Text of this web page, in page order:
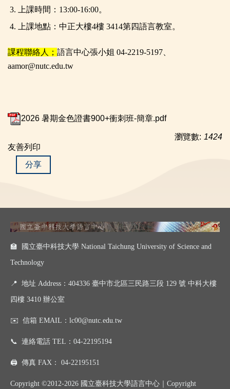
3.
上課時間：13:00-16:00。
4.
上課地點：中正大樓4樓 3414第四語言教室。
課程聯絡人； 語言中心張小姐 04-2219-5197、
aamor@nutc.edu.tw
2026 暑期金色證書900+衝刺班-簡章.pdf
瀏覽數: 1424
友善列印
分享
🏫 國立臺中科技大學 National Taichung University of Science and
Technology
📍 地址 Address：404336 臺中市北區三民路三段 129 號 中科大樓
四樓 3410 辦公室
✉️ 信箱 EMAIL： lc00@nutc.edu.tw
📞 連絡電話 TEL： 04-22195194
🖨️ 傳真 FAX： 04-22195151
Copyright ©2012-2026 國立臺科技大學語言中心｜ Copyright